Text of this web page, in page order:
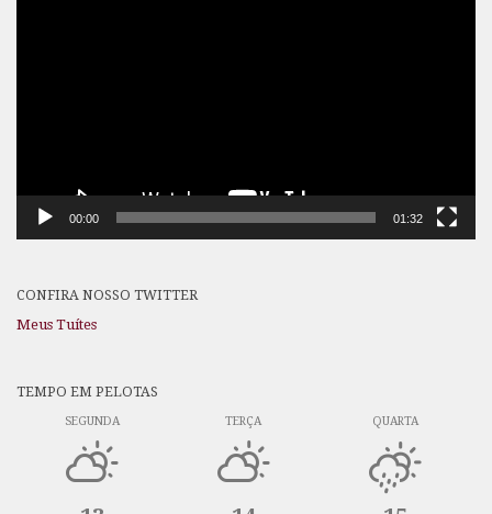
00:00 01:32
CONFIRA NOSSO TWITTER
Meus Tuítes
TEMPO EM PELOTAS
SEGUNDA TERÇA QUARTA